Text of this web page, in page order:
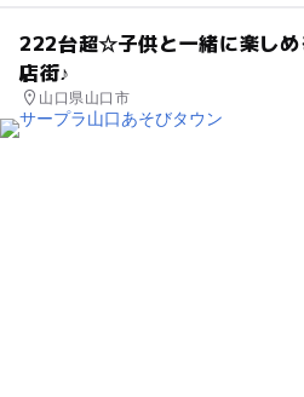
222台超☆子供と一緒に楽しめ
店街♪
山口県山口市